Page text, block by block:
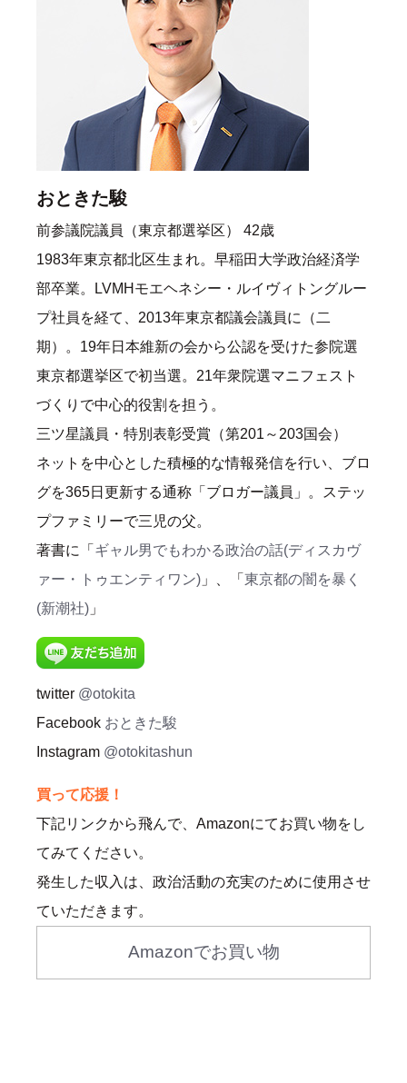
おときた駿
前参議院議員（東京都選挙区） 42歳
1983年東京都北区生まれ。早稲田大学政治経済学
部卒業。LVMHモエヘネシー・ルイヴィトングルー
プ社員を経て、2013年東京都議会議員に（二
期）。19年日本維新の会から公認を受けた参院選
東京都選挙区で初当選。21年衆院選マニフェスト
づくりで中心的役割を担う。
三ツ星議員・特別表彰受賞（第201～203国会）
ネットを中心とした積極的な情報発信を行い、ブロ
グを365日更新する通称「ブロガー議員」。ステッ
プファミリーで三児の父。
著書に「 ギャル男でもわかる政治の話(ディスカヴ
ァー・トゥエンティワン) 」、「 東京都の闇を暴く
(新潮社) 」
twitter @otokita
Facebook おときた駿
Instagram @otokitashun
買って応援！
下記リンクから飛んで、Amazonにてお買い物をし
てみてください。
発生した収入は、政治活動の充実のために使用させ
ていただきます。
Amazonでお買い物